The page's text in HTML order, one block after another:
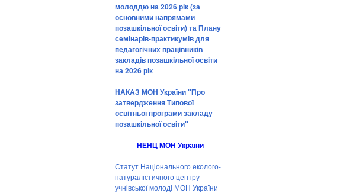
молоддю на 2026 рік (за
основними напрямами
позашкільної освіти) та Плану
семінарів-практикумів для
педагогічних працівників
закладів позашкільної освіти
на 2026 рік
НАКАЗ МОН України "Про
затвердження Типової
освітньої програми закладу
позашкільної освіти"
НЕНЦ МОН України
Статут Національного еколого-
натуралістичного центру
учнівської молоді МОН України